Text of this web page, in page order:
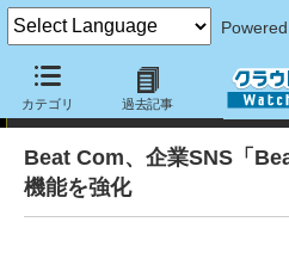
カテゴリ 過去記事
ニュース
Beat Com、企業SNS「
機能を強化